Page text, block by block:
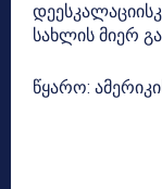
სახლის მიერ
წყარო: